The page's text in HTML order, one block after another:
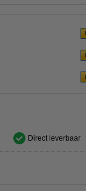
Direct leverbaar